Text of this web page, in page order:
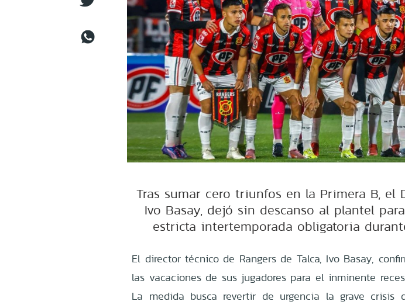
Tras sumar cero triunfos en la Primera B, el
Ivo Basay, dejó sin descanso al plantel
estricta intertemporada obligatoria
El director técnico de Rangers de Talca, Ivo Basay,
las vacaciones de sus jugadores para el inminente
La medida busca revertir de urgencia la grave crisis